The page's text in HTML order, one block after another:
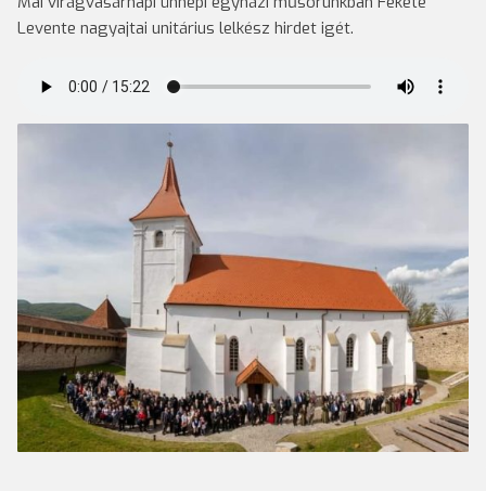
Levente nagyajtai unitárius lelkész hirdet igét.